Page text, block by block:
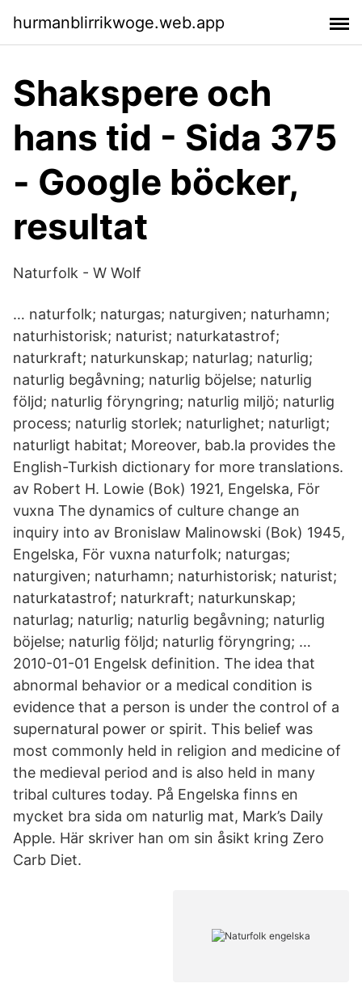
hurmanblirrikwoge.web.app
Shakspere och
hans tid - Sida 375
- Google böcker,
resultat
Naturfolk - W Wolf
… naturfolk; naturgas; naturgiven; naturhamn;
naturhistorisk; naturist; naturkatastrof;
naturkraft; naturkunskap; naturlag; naturlig;
naturlig begåvning; naturlig böjelse; naturlig
följd; naturlig föryngring; naturlig miljö; naturlig
process; naturlig storlek; naturlighet; naturligt;
naturligt habitat; Moreover, bab.la provides the
English-Turkish dictionary for more translations.
av Robert H. Lowie (Bok) 1921, Engelska, För
vuxna The dynamics of culture change an
inquiry into av Bronislaw Malinowski (Bok) 1945,
Engelska, För vuxna naturfolk; naturgas;
naturgiven; naturhamn; naturhistorisk; naturist;
naturkatastrof; naturkraft; naturkunskap;
naturlag; naturlig; naturlig begåvning; naturlig
böjelse; naturlig följd; naturlig föryngring; …
2010-01-01 Engelsk definition. The idea that
abnormal behavior or a medical condition is
evidence that a person is under the control of a
supernatural power or spirit. This belief was
most commonly held in religion and medicine of
the medieval period and is also held in many
tribal cultures today. På Engelska finns en
mycket bra sida om naturlig mat, Mark’s Daily
Apple. Här skriver han om sin åsikt kring Zero
Carb Diet.